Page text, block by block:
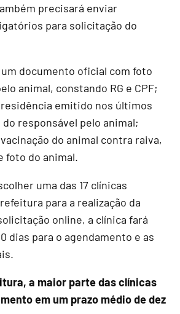
precisará enviar
para solicitação do
documento oficial com foto
animal, constando RG e CPF;
emitido nos últimos
responsável pelo animal;
do animal contra raiva,
foto do animal.
uma das 17 clínicas
para a realização da
online, a clínica fará
dias para o agendamento e as
a maior parte das clínicas
em um prazo médio de dez